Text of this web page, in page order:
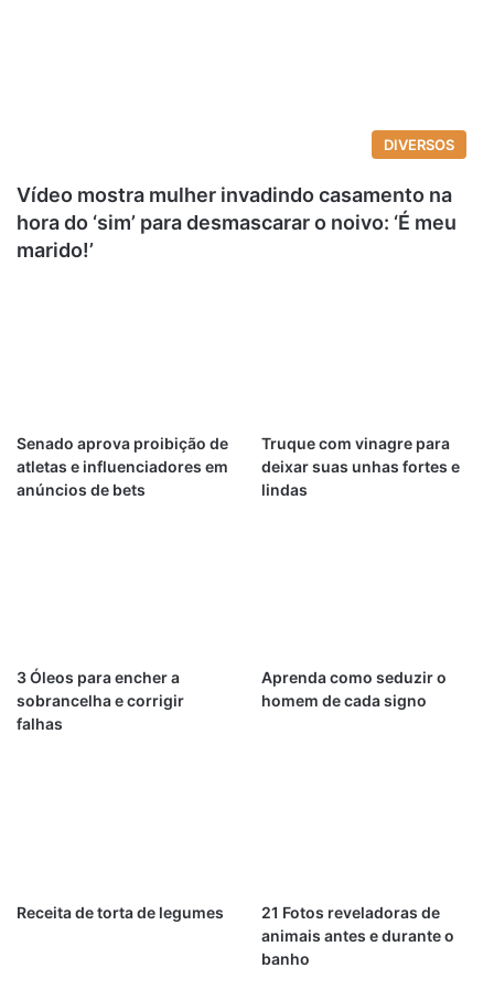
DIVERSOS
Vídeo mostra mulher invadindo casamento na
hora do ‘sim’ para desmascarar o noivo: ‘É meu
marido!’
Senado aprova proibição de
atletas e influenciadores em
anúncios de bets
Truque com vinagre para
deixar suas unhas fortes e
lindas
3 Óleos para encher a
sobrancelha e corrigir
falhas
Aprenda como seduzir o
homem de cada signo
Receita de torta de legumes
21 Fotos reveladoras de
animais antes e durante o
banho